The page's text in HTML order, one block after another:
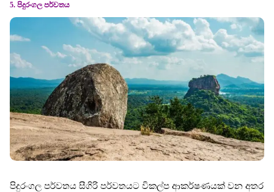
5. පිදුරංගල පර්වතය
පිදුරංගල පර්වතය සීගිරි පර්වතයට විකල්ප ආකර්ෂණයක් වන අතර